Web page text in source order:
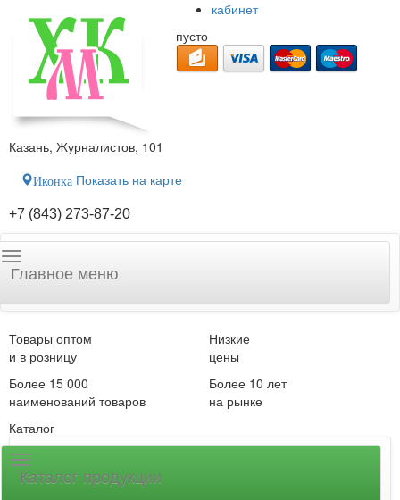
кабинет
пусто
Казань, Журналистов, 101
Иконка Показать на карте
+7 (843) 273-87-20
Главное меню
Товары оптом
и в розницу
Низкие
цены
Более 15 000
наименований товаров
Более 10 лет
на рынке
Каталог
Каталог продукции